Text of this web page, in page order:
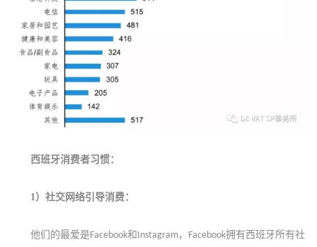
西班牙消费者习惯：
1） 社交网络引导消费：
他们的最爱是Facebook和 Instagram， Facebook拥有西班牙所有社